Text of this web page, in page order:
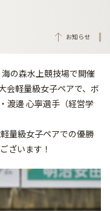
お知らせ
の森水上競技場で開催
会軽量級女子ペアで、ボ
渡邊 心寧選手（経営学
量級女子ペアでの優勝
ざいます！